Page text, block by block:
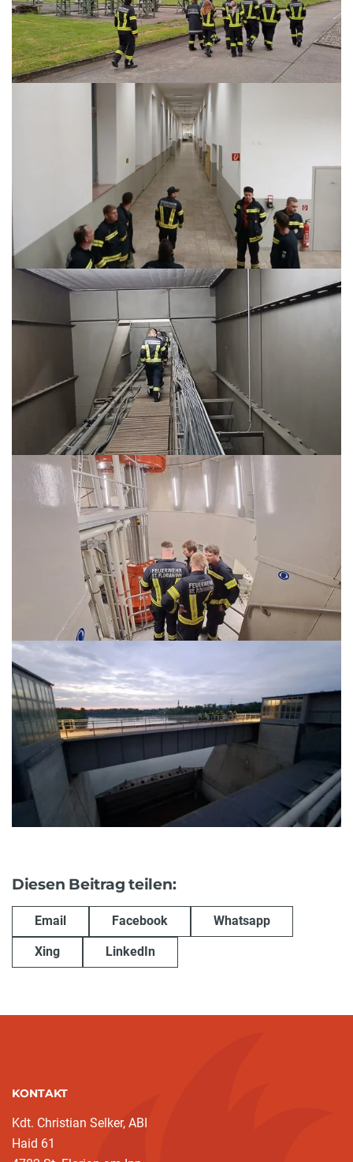
Diesen Beitrag teilen:
Email Facebook Whatsapp
Xing LinkedIn
KONTAKT
Kdt. Christian Selker, ABI
Haid 61